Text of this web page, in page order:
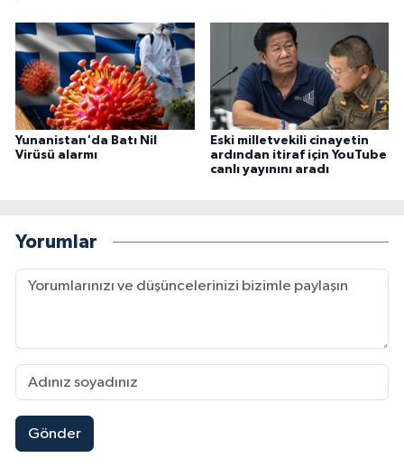
Yunanistan'da Batı Nil
Virüsü alarmı
Eski milletvekili cinayetin
ardından itiraf için YouTube
canlı yayınını aradı
Yorumlar
Gönder